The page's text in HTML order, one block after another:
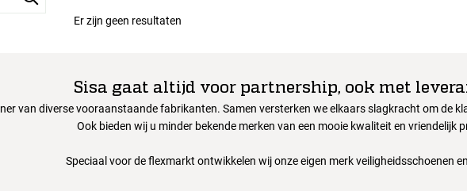
Er zijn geen resultaten
Sisa gaat altijd voor partnership, ook met
van diverse vooraanstaande fabrikanten. Samen versterken we elkaars slagkracht om de
Ook bieden wij u minder bekende merken van een mooie kwaliteit en vriendelijk
Speciaal voor de flexmarkt ontwikkelen wij onze eigen merk veiligheidsschoenen